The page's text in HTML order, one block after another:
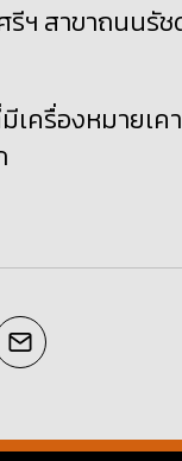
ฯ สาขาถนนรั
เครื่องหมายเ